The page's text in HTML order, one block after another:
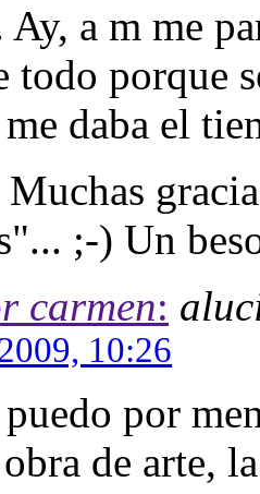
a m me
todo porque
daba el
;-) Un
carmen:
10:26
por
obra de arte,